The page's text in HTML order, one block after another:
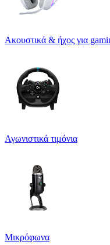
Ακουστικά & ήχος για
Αγωνιστικά τιμόνια
Μικρόφωνα